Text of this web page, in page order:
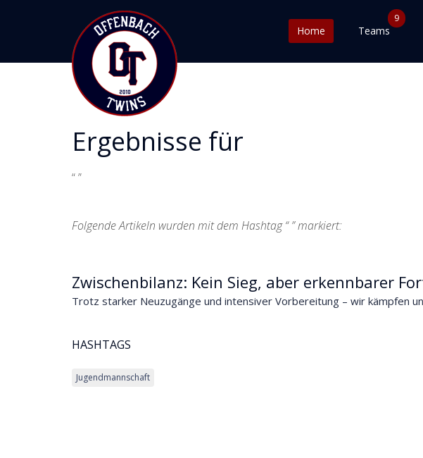
Home
9
Teams
Ergebnisse für
“ ”
Folgende Artikeln wurden mit dem Hashtag “ ” markiert:
Zwischenbilanz: Kein Sieg, aber erkennbarer
Trotz starker Neuzugänge und intensiver Vorbereitung – wir kämpfen
HASHTAGS
Jugendmannschaft